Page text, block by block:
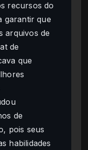
recursos do
garantir que
arquivos de
de
que
de
pois seus
habilidades